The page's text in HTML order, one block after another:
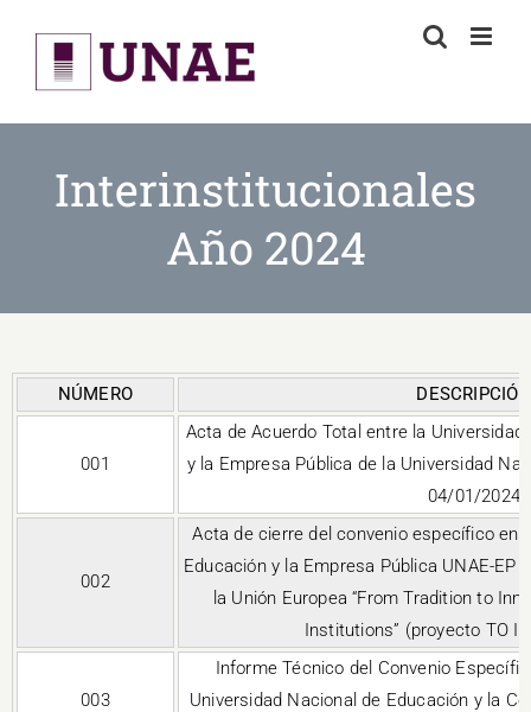
content
Interinstitucionales
Año 2024
NÚMERO DESCRIPCIÓN
001
Acta de Acuerdo Total entre la
y la Empresa Pública de la Universidad
04/01/2024
002
Acta de cierre del convenio específico
Educación y la Empresa Pública UNAE-EP
la Unión Europea “From Tradition to
Institutions” (proyecto TO
003
Informe Técnico del Convenio
Universidad Nacional de Educación y la